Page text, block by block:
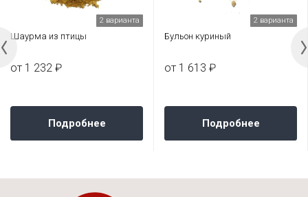
2 варианта
Шаурма из птицы
от 1 232 ₽
Подробнее
2 варианта
Бульон куриный
от 1 613 ₽
Подробнее